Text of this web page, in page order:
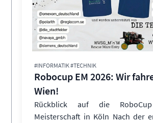
#INFORMATIK #TECHNIK
Robocup EM 2026: Wir
Wien!
Rückblick auf die
Meisterschaft in Köln Nach der